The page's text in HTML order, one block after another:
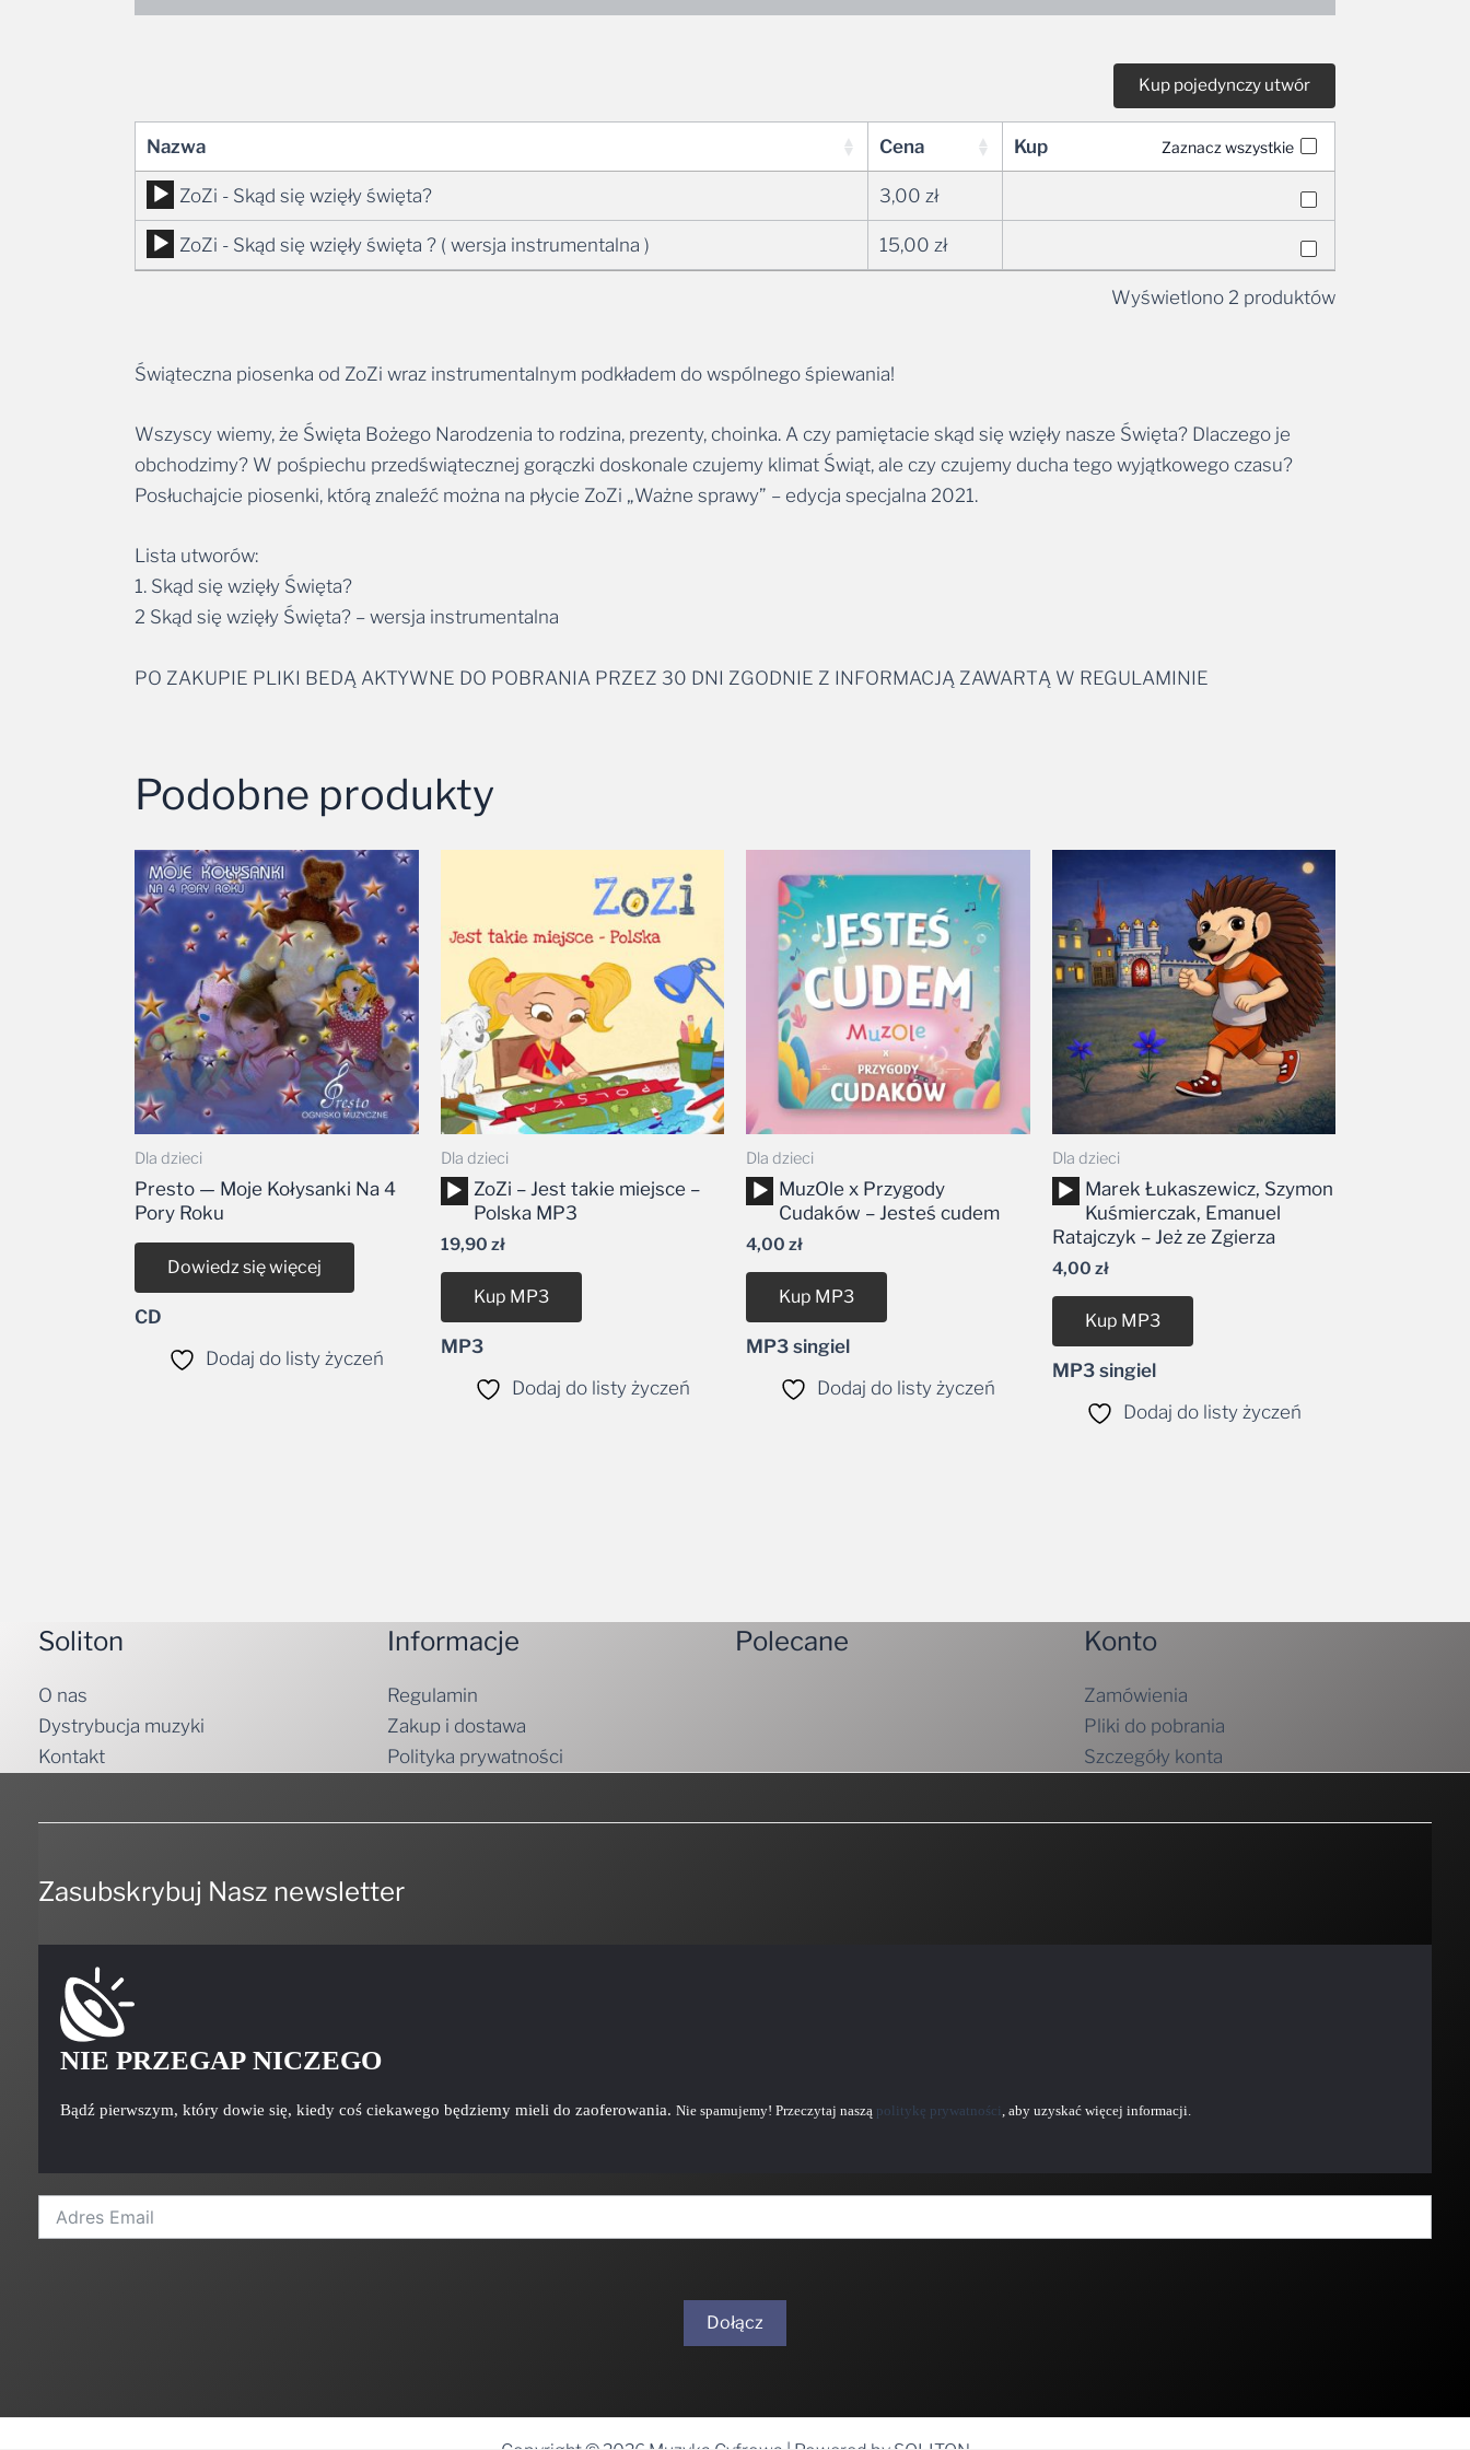
Nazwa Cena Kup Zaznacz wszystkie
Odtwarzacz
plików
dźwiękowych
ZoZi - Skąd się wzięły święta? 3,00 zł
Odtwarzacz
plików
ZoZi - Skąd się wzięły święta ? ( wersja instrumentalna ) 15,00 zł
Wyświetlono 2 produktów
Świąteczna piosenka od ZoZi wraz instrumentalnym podkładem do wspólnego śpiewania!
Wszyscy wiemy, że Święta Bożego Narodzenia to rodzina, prezenty, choinka. A czy pamiętacie skąd się wzięły nasze Święta? Dlaczego je
obchodzimy? W pośpiechu przedświątecznej gorączki doskonale czujemy klimat Świąt, ale czy czujemy ducha tego wyjątkowego czasu?
Posłuchajcie piosenki, którą znaleźć można na płycie ZoZi „Ważne sprawy” – edycja specjalna 2021.
Lista utworów:
1. Skąd się wzięły Święta?
2 Skąd się wzięły Święta? – wersja instrumentalna
PO ZAKUPIE PLIKI BEDĄ AKTYWNE DO POBRANIA PRZEZ 30 DNI ZGODNIE Z INFORMACJĄ ZAWARTĄ W REGULAMINIE
Podobne produkty
Dla dzieci
Presto — Moje Kołysanki Na 4
Pory Roku
Dowiedz się więcej
CD
Dodaj do listy życzeń
Dla dzieci
Odtwarzacz
plików
dźwiękowych
ZoZi – Jest takie miejsce –
Polska MP3
19,90 zł
Kup MP3
MP3
Dodaj do listy życzeń
Dla dzieci
Odtwarzacz
plików
dźwiękowych
MuzOle x Przygody
Cudaków – Jesteś cudem
4,00 zł
Kup MP3
MP3 singiel
Dodaj do listy życzeń
Dla dzieci
Odtwarzacz
plików
dźwiękowych
Marek Łukaszewicz, Szymon
Kuśmierczak, Emanuel
Ratajczyk – Jeż ze Zgierza
4,00 zł
Kup MP3
MP3 singiel
Dodaj do listy życzeń
Soliton
O nas
Dystrybucja muzyki
Kontakt
Informacje
Regulamin
Zakup i dostawa
Polityka prywatności
Polecane Konto
Zamówienia
Pliki do pobrania
Szczegóły konta
Zasubskrybuj Nasz newsletter
NIE PRZEGAP NICZEGO
Bądź pierwszym, który dowie się, kiedy coś ciekawego będziemy mieli do zaoferowania. Nie spamujemy! Przeczytaj naszą politykę prywatności, aby uzyskać więcej informacji.
Dołącz
l